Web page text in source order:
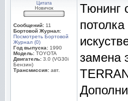
Цитата
Новичок
Сообщений: 11
Бортовой Журнал:
Посмотреть Бортовой
Журнал (0)
Год выпуска: 1990
Модель: TOYOTA
Двигатель: 3.0 (VG30i
Бензин)
Трансмиссия: авт.
Тюнинг
замена